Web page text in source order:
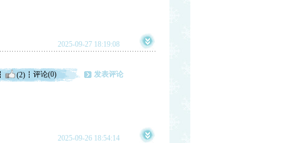
2025-09-27 18:19:08
(2) 评论(0) 发表评论
2025-09-26 18:54:14